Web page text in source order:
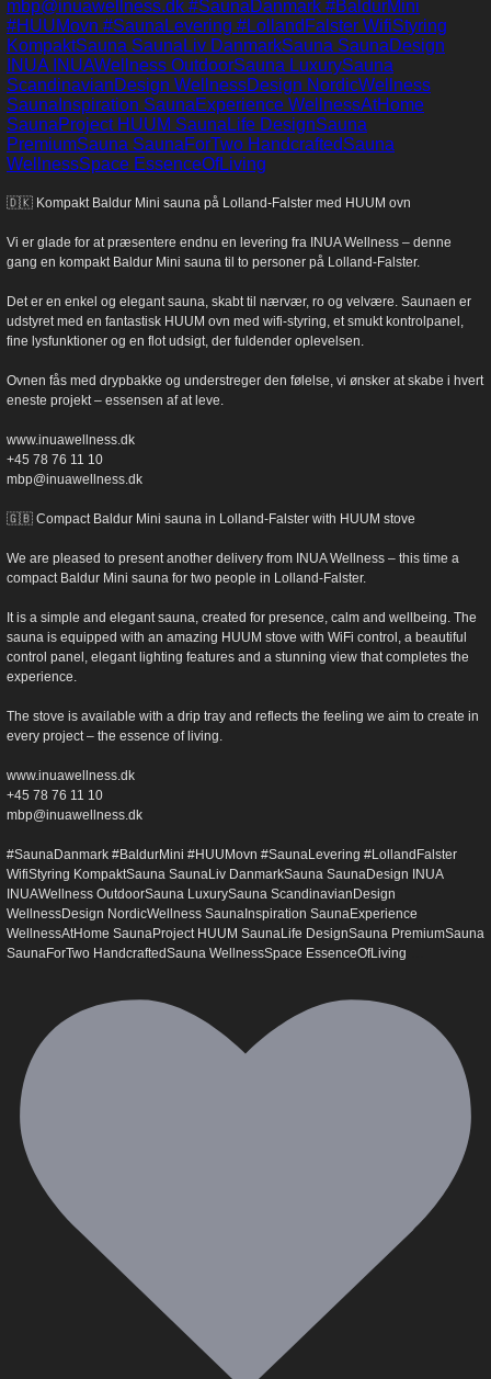
🇩🇰 Kompakt Baldur Mini sauna på Lolland-Falster med HUUM ovn
Vi er glade for at præsentere endnu en levering fra INUA Wellness – denne
gang en kompakt Baldur Mini sauna til to personer på Lolland-Falster.
Det er en enkel og elegant sauna, skabt til nærvær, ro og velvære. Saunaen er
udstyret med en fantastisk HUUM ovn med wifi-styring, et smukt kontrolpanel,
fine lysfunktioner og en flot udsigt, der fuldender oplevelsen.
Ovnen fås med drypbakke og understreger den følelse, vi ønsker at skabe i hvert
eneste projekt – essensen af at leve.
www.inuawellness.dk
+45 78 76 11 10
mbp@inuawellness.dk
🇬🇧 Compact Baldur Mini sauna in Lolland-Falster with HUUM stove
We are pleased to present another delivery from INUA Wellness – this time a
compact Baldur Mini sauna for two people in Lolland-Falster.
It is a simple and elegant sauna, created for presence, calm and wellbeing. The
sauna is equipped with an amazing HUUM stove with WiFi control, a beautiful
control panel, elegant lighting features and a stunning view that completes the
experience.
The stove is available with a drip tray and reflects the feeling we aim to create in
every project – the essence of living.
www.inuawellness.dk
+45 78 76 11 10
mbp@inuawellness.dk
#SaunaDanmark #BaldurMini #HUUMovn #SaunaLevering #LollandFalster
WifiStyring KompaktSauna SaunaLiv DanmarkSauna SaunaDesign INUA
INUAWellness OutdoorSauna LuxurySauna ScandinavianDesign
WellnessDesign NordicWellness SaunaInspiration SaunaExperience
WellnessAtHome SaunaProject HUUM SaunaLife DesignSauna PremiumSauna
SaunaForTwo HandcraftedSauna WellnessSpace EssenceOfLiving